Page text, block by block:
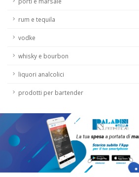
rum e tequila
vodke
whisky e bourbon
liquori analcolici
prodotti per bartender